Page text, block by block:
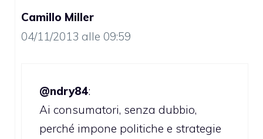
Camillo Miller
04/11/2013 alle 09:59
@ndry84:
Ai consumatori, senza dubbio,
perché impone politiche e strategie